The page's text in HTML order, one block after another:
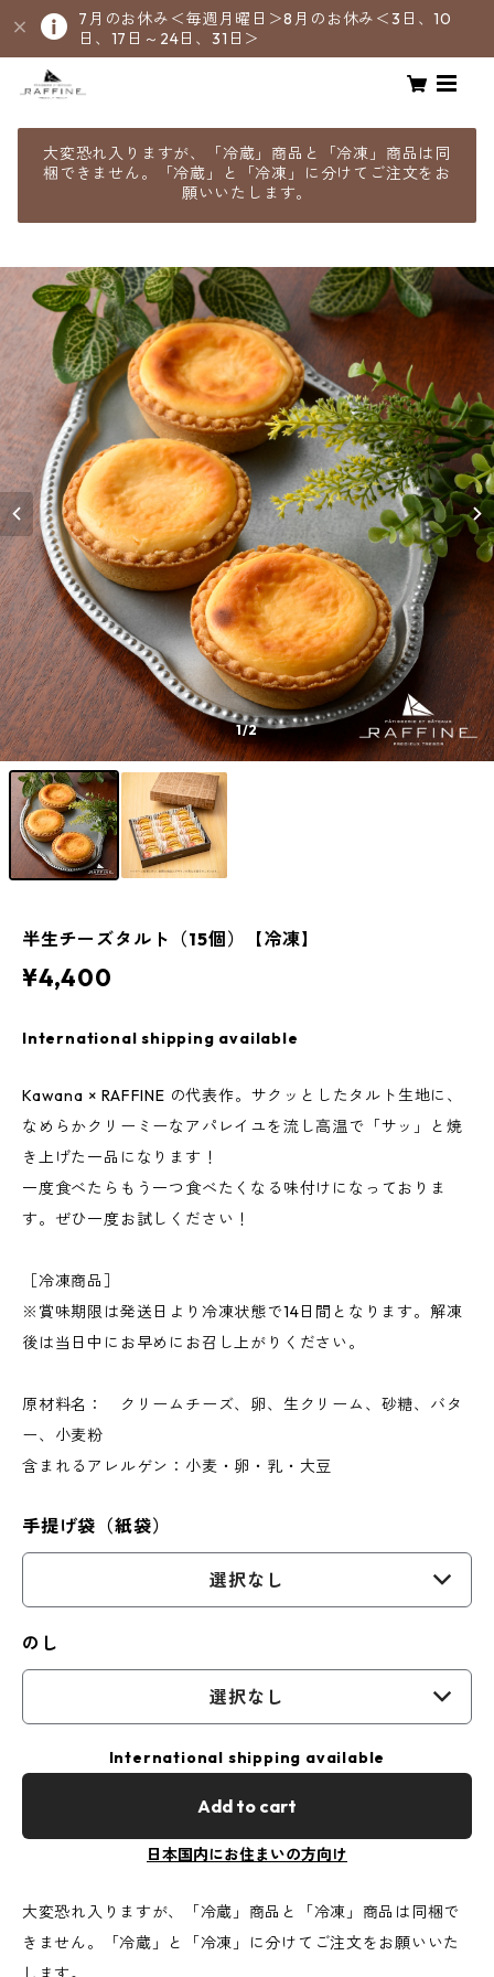
7月のお休み＜毎週月曜日＞8月のお休み＜3日、10
日、17日～24日、31日＞
大変恐れ入りますが、「冷蔵」商品と「冷凍」商品は同
梱できません。「冷蔵」と「冷凍」に分けてご注文をお
願いいたします。
1/2
半生チーズタルト（15個）【冷凍】
¥4,400
International shipping available
Kawana × RAFFINE の代表作。サクッとしたタルト生地に、
なめらかクリーミーなアパレイユを流し高温で「サッ」と焼
き上げた一品になります！
一度食べたらもう一つ食べたくなる味付けになっておりま
す。ぜひ一度お試しください！
［冷凍商品］
※賞味期限は発送日より冷凍状態で14日間となります。解凍
後は当日中にお早めにお召し上がりください。
原材料名： クリームチーズ、卵、生クリーム、砂糖、バタ
ー、小麦粉
含まれるアレルゲン：小麦・卵・乳・大豆
手提げ袋（紙袋）
選択なし
のし
選択なし
International shipping available
Add to cart
日本国内にお住まいの方向け
大変恐れ入りますが、「冷蔵」商品と「冷凍」商品は同梱で
きません。「冷蔵」と「冷凍」に分けてご注文をお願いいた